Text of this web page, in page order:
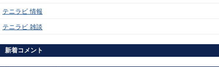
テニラビ 情報
テニラビ 雑談
新着コメント